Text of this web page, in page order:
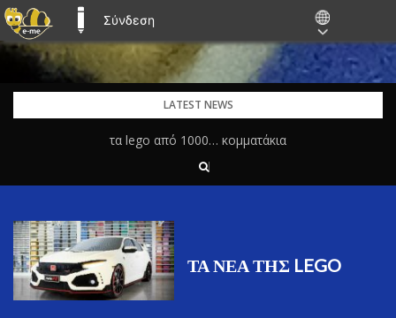
E-ME BLOGS
Σύνδεση
Skip
LATEST NEWS
τα lego από 1000… κομματάκια
ΤΑ ΝΈΑ ΤΗΣ LEGO